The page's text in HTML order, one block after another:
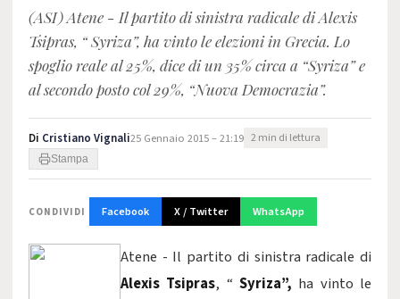
(ASI) Atene - Il partito di sinistra radicale di Alexis
Tsipras, “ Syriza”, ha vinto le elezioni in Grecia. Lo
spoglio reale al 25%, dice di un 35% circa a “Syriza” e
al secondo posto col 29%, “Nuova Democrazia”.
Di Cristiano Vignali25 Gennaio 2015 – 21:19 2 min di lettura
Stampa
CONDIVIDI Facebook X / Twitter WhatsApp
Atene - Il partito di sinistra radicale di
Alexis Tsipras, “Syriza”, ha vinto le